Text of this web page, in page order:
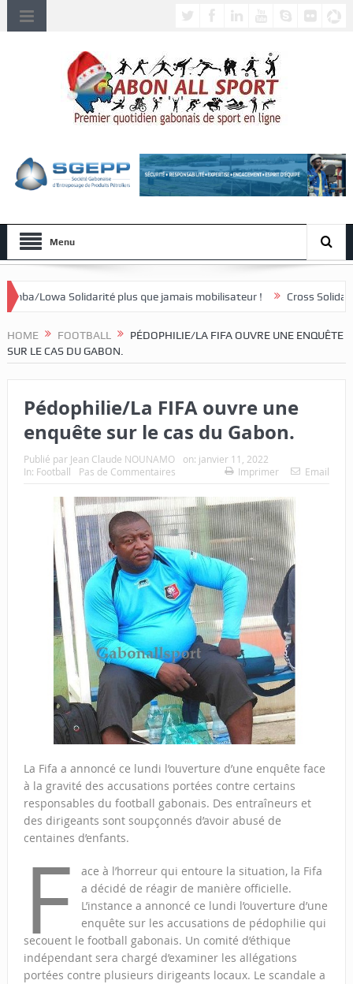
Menu
plus que jamais mobilisateur ! Cross Solidaire de Lébamba/
HOME FOOTBALL
PÉDOPHILIE/LA FIFA OUVRE UNE ENQUÊTE
SUR LE CAS DU GABON.
Pédophilie/La FIFA ouvre une
enquête sur le cas du Gabon.
Publié par Jean Claude NOUNAMO on: janvier 11, 2022
In: Football Pas de Commentaires Imprimer Email
La Fifa a annoncé ce lundi l’ouverture d’une enquête face
à la gravité des accusations portées contre certains
responsables du football gabonais. Des entraîneurs et
des dirigeants sont soupçonnés d’avoir abusé de
centaines d’enfants.
F
ace à l’horreur qui entoure la situation, la Fifa
a décidé de réagir de manière officielle.
L’instance a annoncé ce lundi l’ouverture d’une
enquête sur les accusations de pédophilie qui
secouent le football gabonais. Un comité d’éthique
indépendant sera chargé d’examiner les allégations
portées contre plusieurs dirigeants locaux. Le scandale a